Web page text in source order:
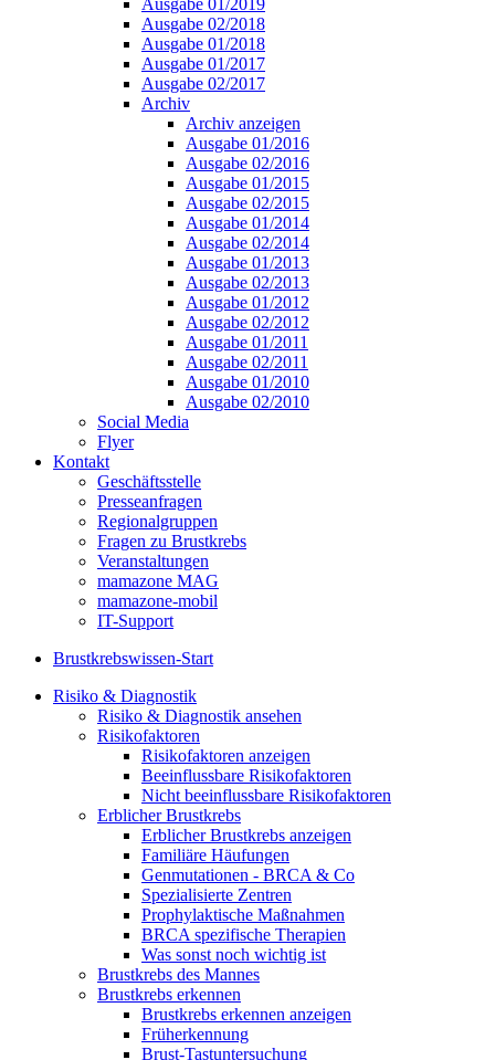
Ausgabe 02/2018
Ausgabe 01/2018
Ausgabe 01/2017
Ausgabe 02/2017
Archiv
Archiv anzeigen
Ausgabe 01/2016
Ausgabe 02/2016
Ausgabe 01/2015
Ausgabe 02/2015
Ausgabe 01/2014
Ausgabe 02/2014
Ausgabe 01/2013
Ausgabe 02/2013
Ausgabe 01/2012
Ausgabe 02/2012
Ausgabe 01/2011
Ausgabe 02/2011
Ausgabe 01/2010
Ausgabe 02/2010
Social Media
Flyer
Kontakt
Geschäftsstelle
Presseanfragen
Regionalgruppen
Fragen zu Brustkrebs
Veranstaltungen
mamazone MAG
mamazone-mobil
IT-Support
Brustkrebswissen-Start
Risiko & Diagnostik
Risiko & Diagnostik ansehen
Risikofaktoren
Risikofaktoren anzeigen
Beeinflussbare Risikofaktoren
Nicht beeinflussbare Risikofaktoren
Erblicher Brustkrebs
Erblicher Brustkrebs anzeigen
Familiäre Häufungen
Genmutationen - BRCA & Co
Spezialisierte Zentren
Prophylaktische Maßnahmen
BRCA spezifische Therapien
Was sonst noch wichtig ist
Brustkrebs des Mannes
Brustkrebs erkennen
Brustkrebs erkennen anzeigen
Früherkennung
Brust-Tastuntersuchung